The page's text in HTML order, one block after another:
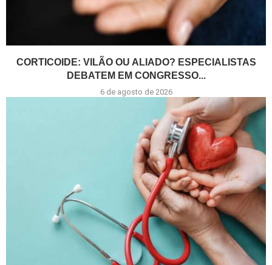
CORTICOIDE: VILÃO OU ALIADO? ESPECIALISTAS
DEBATEM EM CONGRESSO...
6 de agosto de 2026